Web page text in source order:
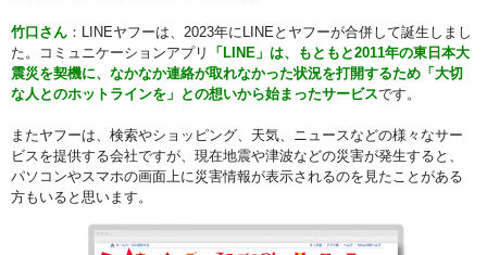
竹口さん ：LINEヤフーは、2023年にLINEとヤフーが合併して誕生しまし
た。コミュニケーションアプリ
「LINE」は、もともと2011年の東日本大
震災を契機に、なかなか連絡が取れなかった状況を打開するため「大切
な人とのホットラインを」との想いから始まったサービスです。
またヤフーは、検索やショッピング、天気、ニュースなどの様々なサー
ビスを提供する会社ですが、現在地震や津波などの災害が発生すると、
パソコンやスマホの画面上に災害情報が表示されるのを見たことがある
方もいると思います。